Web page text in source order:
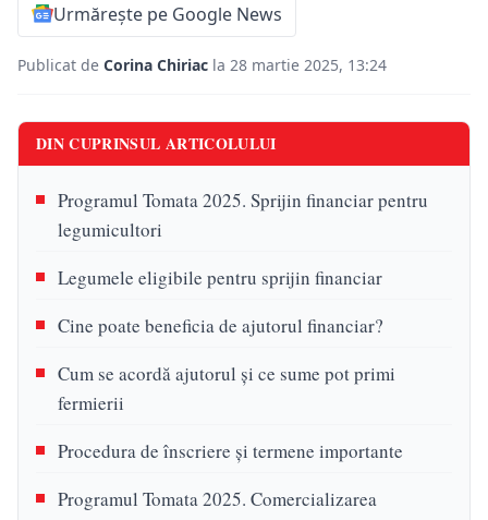
Urmărește pe Google News
Publicat de Corina Chiriac la 28 martie 2025, 13:24
DIN CUPRINSUL ARTICOLULUI
Programul Tomata 2025. Sprijin financiar pentru
legumicultori
Legumele eligibile pentru sprijin financiar
Cine poate beneficia de ajutorul financiar?
Cum se acordă ajutorul și ce sume pot primi
fermierii
Procedura de înscriere și termene importante
Programul Tomata 2025. Comercializarea